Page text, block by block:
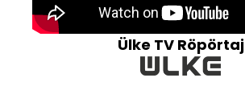
Ülke TV Röpörtaj